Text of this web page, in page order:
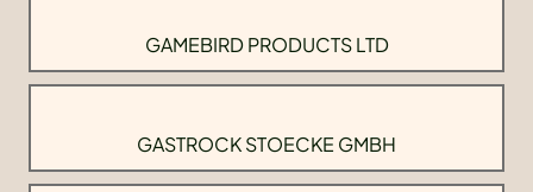
GAMEBIRD PRODUCTS LTD
GASTROCK STOECKE GMBH